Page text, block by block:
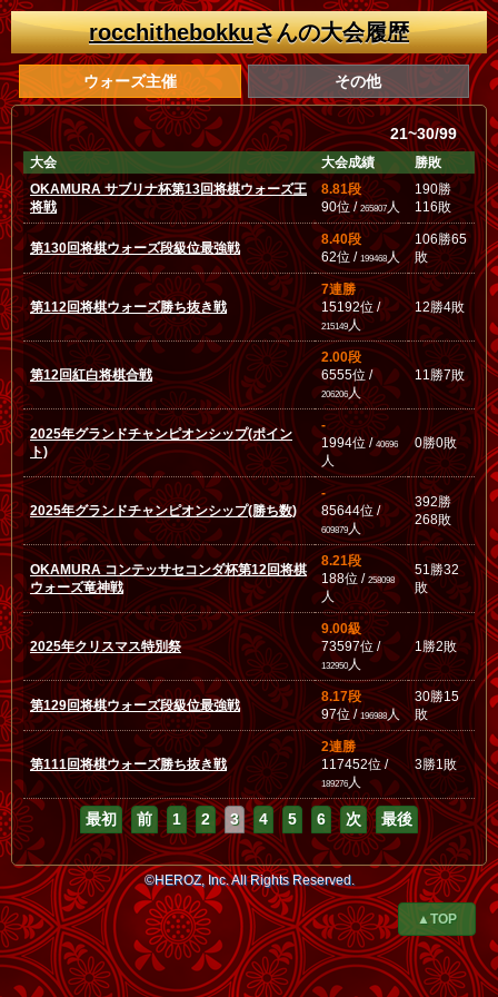
rocchithebokkuさんの大会履歴
ウォーズ主催 その他
21~30/99
大会 大会成績
勝敗
OKAMURA サブリナ杯第13回将棋ウォーズ王
将戦
8.81段
90位 / 265807人
190勝
116敗
第130回将棋ウォーズ段級位最強戦
8.40段
62位 / 199468人
106勝65
敗
第112回将棋ウォーズ勝ち抜き戦
7連勝
15192位 /
215149人
12勝4敗
第12回紅白将棋合戦
2.00段
6555位 /
206206人
11勝7敗
2025年グランドチャンピオンシップ(ポイン
ト)
-
1994位 / 40696
人
0勝0敗
2025年グランドチャンピオンシップ(勝ち数)
-
85644位 /
609879人
392勝
268敗
OKAMURA コンテッサセコンダ杯第12回将棋
ウォーズ竜神戦
8.21段
188位 / 258098
人
51勝32
敗
2025年クリスマス特別祭
9.00級
73597位 /
132950人
1勝2敗
第129回将棋ウォーズ段級位最強戦
8.17段
97位 /196988人
30勝15
敗
第111回将棋ウォーズ勝ち抜き戦
2連勝
117452位 /
189276 人
3勝1敗
最初 前 1 2 3 4 5 6 次 最後
©HEROZ, Inc. All Rights Reserved.
▲TOP